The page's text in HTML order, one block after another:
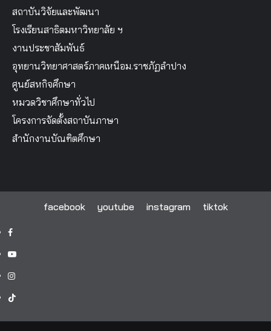
สถาบันวิจัยและพัฒนา
โรงเรียนสาธิตมหาวิทยาลัย ฯ
งานประชาสัมพันธ์
อุทยานวิทยาศาสตร์ภาคเหนือม.ราชภัฏลำปาง
ศูนย์สหกิจศึกษา
หมวดวิชาศึกษาทั่วไป
โครงการจัดตั้งสถาบันภาษา
สำนักงานบัณฑิตศึกษา
facebook youtube instagram tiktok
facebook
youtube
instagram
tiktok